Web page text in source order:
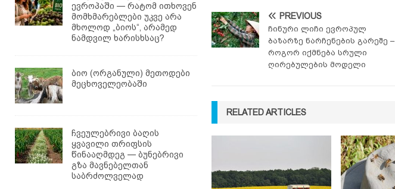
PREVIOUS
ჩინური ლიჩი ევროპულ
ბაზარზე ნარჩენების გარეშე –
როგორ იქმნება სრული
ღირებულების მოდელი
RELATED ARTICLES
ევროპაში — რატომ ითხოვენ
მომხმარებლები უკვე არა
მხოლოდ „ბიოს“, არამედ
ნამდვილ ხარისხსაც?
ბიო (ორგანული) მეთოდები
მეცხოველეობაში
ჩვეულებრივი ბაღის
ყვავილი თრიფსის
წინააღმდეგ — ბუნებრივი
გზა მავნებელთან
საბრძოლველად